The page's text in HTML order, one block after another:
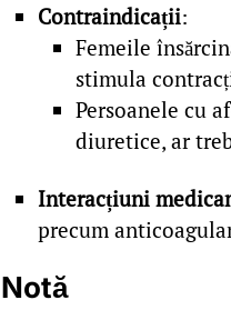
Contraindicații:
Femeile
stimula
Persoanele cu
diuretice, ar
Interacțiuni
precum
Notă